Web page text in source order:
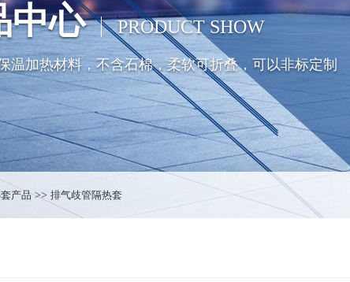
中心 PRODUCT SHOW
温加热材料，不含石棉，柔软可折叠，可以非标定制
产品>> 排气歧管隔热套